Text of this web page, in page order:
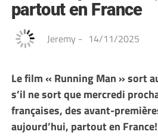
partout en France
Jeremy - 14/11/2025
Le film « Running Man » sort
s’il ne sort que mercredi
françaises, des avant-
aujourd’hui, partout en France!